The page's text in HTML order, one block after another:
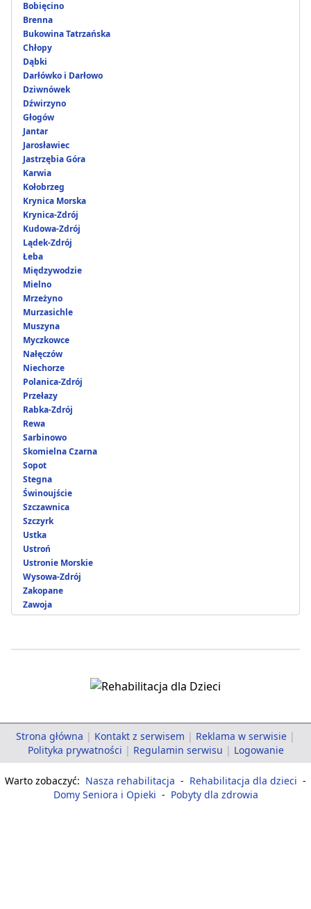
Bobięcino
Brenna
Bukowina Tatrzańska
Chłopy
Dąbki
Darłówko i Darłowo
Dziwnówek
Dźwirzyno
Głogów
Jantar
Jarosławiec
Jastrzębia Góra
Karwia
Kołobrzeg
Krynica Morska
Krynica-Zdrój
Kudowa-Zdrój
Lądek-Zdrój
Łeba
Międzywodzie
Mielno
Mrzeżyno
Murzasichle
Muszyna
Myczkowce
Nałęczów
Niechorze
Polanica-Zdrój
Przełazy
Rabka-Zdrój
Rewa
Sarbinowo
Skomielna Czarna
Sopot
Stegna
Świnoujście
Szczawnica
Szczyrk
Ustka
Ustroń
Ustronie Morskie
Wysowa-Zdrój
Zakopane
Zawoja
Strona główna | Kontakt z serwisem | Reklama w serwisie |
Polityka prywatności | Regulamin serwisu | Logowanie
Warto zobaczyć: Nasza rehabilitacja - Rehabilitacja dla dzieci -
Domy Seniora i Opieki - Pobyty dla zdrowia